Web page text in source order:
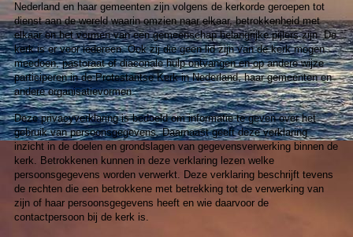
Nederland en haar gemeenten zijn volgens de kerkorde geroepen tot
dienst aan de wereld waarin omzien naar elkaar, betrokkenheid met
elkaar en het vormen van een gemeenschap belangrijke pijlers zijn. De
kerk is er voor iedereen. Ook zij die geen lid zijn van de kerk mogen
meedoen, pastoraat of diaconale hulp ontvangen en op andere wijze
participeren in de Protestantse Kerk in Nederland, haar gemeenten en
andere organisatievormen.
Deze privacyverklaring is bedoeld om informatie te geven over het
gebruik van persoonsgegevens. Daarnaast geeft deze verklaring
inzicht in de doelen en grondslagen van gegevensverwerking binnen de
kerk. Betrokkenen kunnen in deze verklaring lezen welke
persoonsgegevens worden verwerkt. Deze verklaring beschrijft tevens
de rechten die een betrokkene met betrekking tot de verwerking van
zijn of haar persoonsgegevens heeft en wie daarvoor de
contactpersoon bij de kerk is.